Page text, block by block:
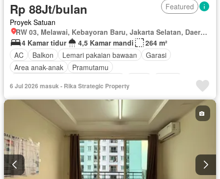
Rp 88Jt/bulan
Featured
Proyek Satuan
RW 03, Melawai, Kebayoran Baru, Jakarta Selatan, Daerah Khusus Ibukota Jakarta
4 Kamar tidur
4,5 Kamar mandi
264 m²
AC
Balkon Lemari pakaian bawaan
Garasi
Area anak-anak
Pramutamu
Panggang
Rumah jaga Gym Hot water
Outdoor entertaining area
Pay TV access
Secure parking
Keamanan
Kolam renang
Keamanan 24 jam
Tanpa perabotan
6 Jul 2026 masuk - Rika Strategic Property